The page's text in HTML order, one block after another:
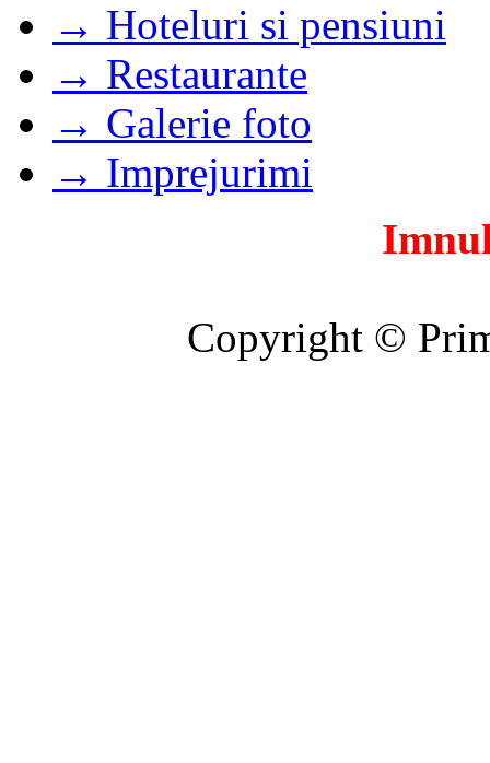
→ Hoteluri si pensiuni
→ Restaurante
→ Galerie foto
→ Imprejurimi
Copyright ©